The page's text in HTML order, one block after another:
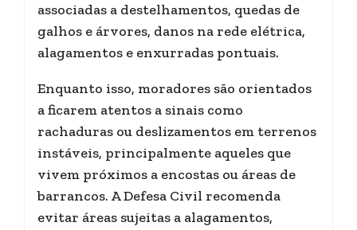
associadas a destelhamentos, quedas de
galhos e árvores, danos na rede elétrica,
alagamentos e enxurradas pontuais.
Enquanto isso, moradores são orientados
a ficarem atentos a sinais como
rachaduras ou deslizamentos em terrenos
instáveis, principalmente aqueles que
vivem próximos a encostas ou áreas de
barrancos. A Defesa Civil recomenda
evitar áreas sujeitas a alagamentos,